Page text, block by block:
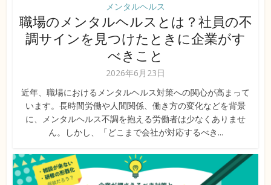
メンタルヘルス
職場のメンタルヘルスとは？社員の不
調サインを見つけたときに企業がす
べきこと
2026年6月23日
近年、職場におけるメンタルヘルス対策への関心が高まって
います。長時間労働や人間関係、働き方の変化などを背景
に、メンタルヘルス不調を抱える労働者は少なくありませ
ん。しかし、「どこまで会社が対応するべき...